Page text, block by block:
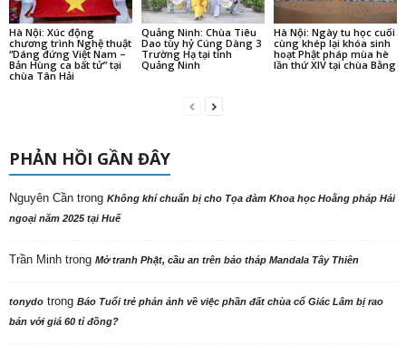
Hà Nội: Xúc động
chương trình Nghệ thuật
“Dáng đứng Việt Nam –
Bản Hùng ca bất tử” tại
chùa Tân Hải
Quảng Ninh: Chùa Tiêu
Dao tùy hỷ Cúng Dàng 3
Trường Hạ tại tỉnh
Quảng Ninh
Hà Nội: Ngày tu học cuối
cùng khép lại khóa sinh
hoạt Phật pháp mùa hè
lần thứ XIV tại chùa Bằng
PHẢN HỒI GẦN ĐÂY
Nguyên Cần trong Không khí chuẩn bị cho Tọa đàm Khoa học Hoằng pháp Hải
ngoại năm 2025 tại Huế
Trần Minh trong Mở tranh Phật, cầu an trên bảo tháp Mandala Tây Thiên
tonydo trong Báo Tuổi trẻ phản ảnh về việc phần đất chùa cổ Giác Lâm bị rao
bán với giá 60 tỉ đồng?